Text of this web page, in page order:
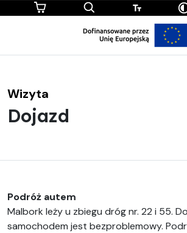
Wizyta
Dojazd
Podróż autem
Malbork leży u zbiegu dróg nr. 22 i 55.
samochodem jest bezproblemowy.